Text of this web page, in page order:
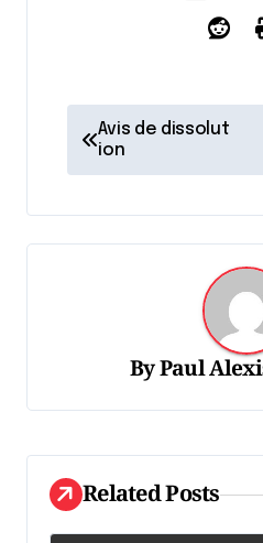
o
n
d
e
Avis de dissolut
ion
ByPaul
Related Posts